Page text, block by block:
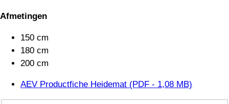
Afmetingen
150 cm
180 cm
200 cm
AEV Productfiche Heidemat (PDF - 1,08 MB)